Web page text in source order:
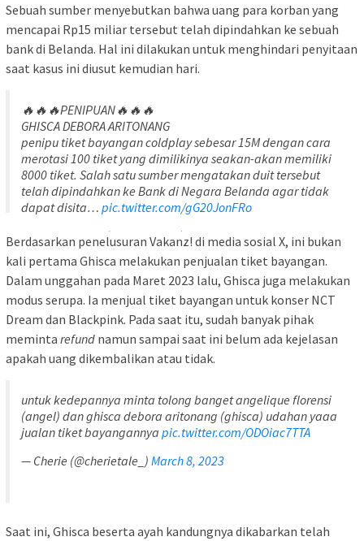
Sebuah sumber menyebutkan bahwa uang para korban yang
mencapai Rp15 miliar tersebut telah dipindahkan ke sebuah
bank di Belanda. Hal ini dilakukan untuk menghindari penyitaan
saat kasus ini diusut kemudian hari.
🔥🔥🔥PENIPUAN🔥🔥🔥
GHISCA DEBORA ARITONANG
penipu tiket bayangan coldplay sebesar 15M dengan cara
merotasi 100 tiket yang dimilikinya seakan-akan memiliki
8000 tiket. Salah satu sumber mengatakan duit tersebut
telah dipindahkan ke Bank di Negara Belanda agar tidak
dapat disita… pic.twitter.com/gG20JonFRo
— TOKO PARMO (@tokoparmo) November 15, 2023
Berdasarkan penelusuran Vakanz! di media sosial X, ini bukan
kali pertama Ghisca melakukan penjualan tiket bayangan.
Dalam unggahan pada Maret 2023 lalu, Ghisca juga melakukan
modus serupa. Ia menjual tiket bayangan untuk konser NCT
Dream dan Blackpink. Pada saat itu, sudah banyak pihak
meminta refund namun sampai saat ini belum ada kejelasan
apakah uang dikembalikan atau tidak.
untuk kedepannya minta tolong banget angelique florensi
(angel) dan ghisca debora aritonang (ghisca) udahan yaaa
jualan tiket bayangannya pic.twitter.com/ODOiac7TTA
— Cherie (@cherietale_) March 8, 2023
Saat ini, Ghisca beserta ayah kandungnya dikabarkan telah